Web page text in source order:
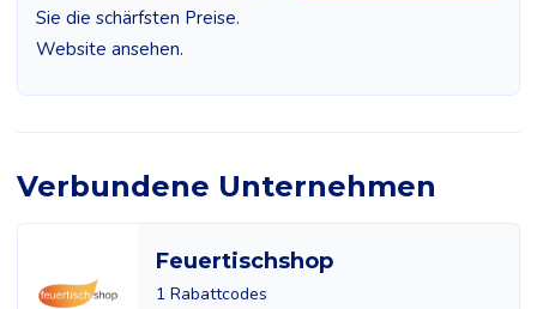
Sie die schärfsten Preise.
Website ansehen.
Verbundene Unternehmen
Feuertischshop
1 Rabattcodes